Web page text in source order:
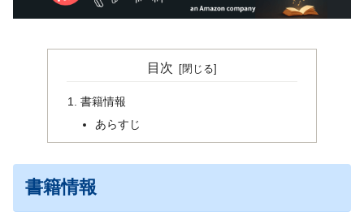
目次
書籍情報
あらすじ
書籍情報